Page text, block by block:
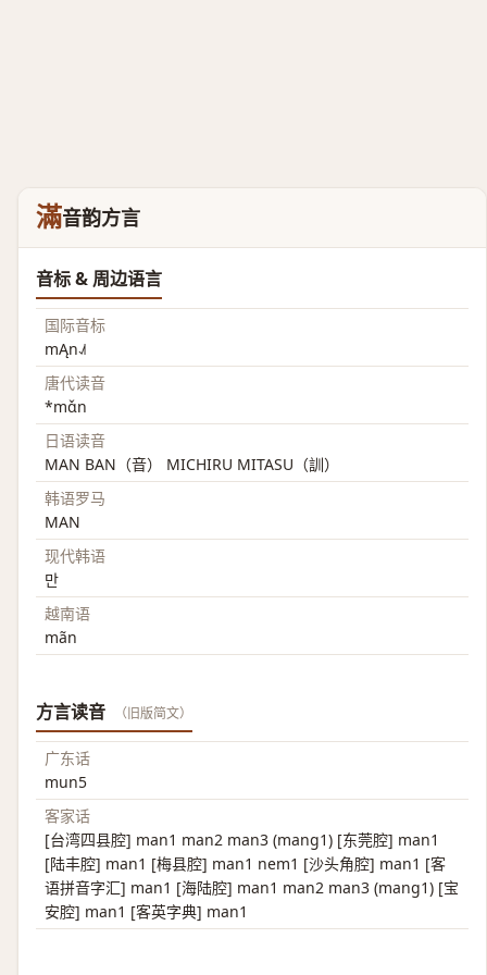
滿音韵方言
音标 & 周边语言
国际音标
mĄn˨˩˦
唐代读音
*mɑ̌n
日语读音
MAN BAN（音） MICHIRU MITASU（訓）
韩语罗马
MAN
现代韩语
만
越南语
mãn
方言读音 （旧版简文）
广东话
mun5
客家话
[台湾四县腔] man1 man2 man3 (mang1) [东莞腔] man1
[陆丰腔] man1 [梅县腔] man1 nem1 [沙头角腔] man1 [客
语拼音字汇] man1 [海陆腔] man1 man2 man3 (mang1) [宝
安腔] man1 [客英字典] man1